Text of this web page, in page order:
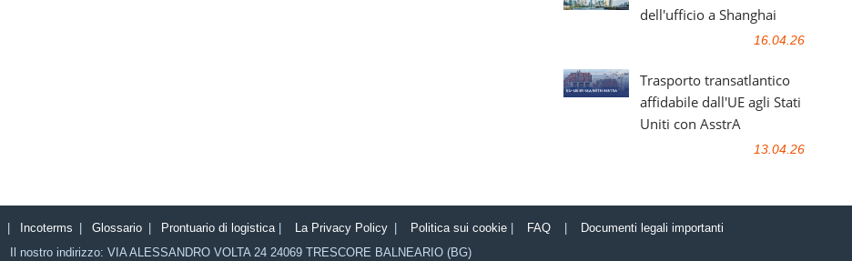
dell'ufficio a Shanghai
16.04.26
Trasporto transatlantico
affidabile dall'UE agli Stati
Uniti con AsstrA
13.04.26
Incoterms Glossario Prontuario di logistica| La Privacy Policy Politica sui cookie FAQ
Documenti legali importanti
Il nostro indirizzo: VIA ALESSANDRO VOLTA 24 24069 TRESCORE BALNEARIO (BG)